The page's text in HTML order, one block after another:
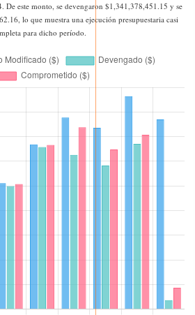
este monto, se devengaron $1,341,378,451.15 y se
lo que muestra una ejecución presupuestaria casi
para dicho período.